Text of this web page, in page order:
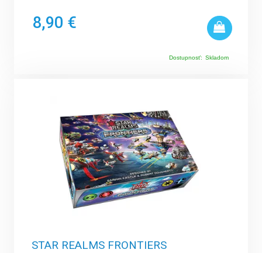
8,90 €
Dostupnosť: Skladom
STAR REALMS FRONTIERS